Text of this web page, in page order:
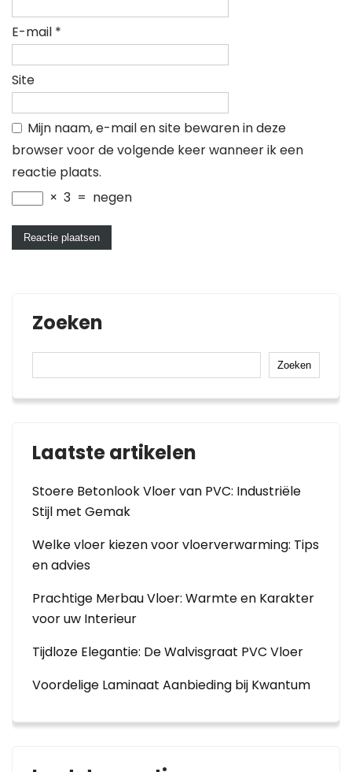
E-mail *
Site
Mijn naam, e-mail en site bewaren in deze
browser voor de volgende keer wanneer ik een
reactie plaats.
× 3 = negen
Zoeken
Zoeken
Laatste artikelen
Stoere Betonlook Vloer van PVC: Industriële
Stijl met Gemak
Welke vloer kiezen voor vloerverwarming: Tips
en advies
Prachtige Merbau Vloer: Warmte en Karakter
voor uw Interieur
Tijdloze Elegantie: De Walvisgraat PVC Vloer
Voordelige Laminaat Aanbieding bij Kwantum